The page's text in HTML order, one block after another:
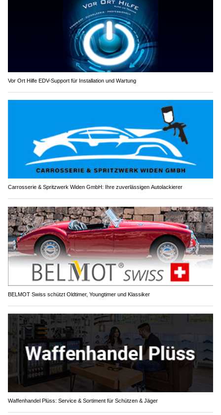
Vor Ort Hilfe EDV-Support für Installation und Wartung
Carrosserie & Spritzwerk Widen GmbH: Ihre zuverlässigen Autolackierer
BELMOT Swiss schützt Oldtimer, Youngtimer und Klassiker
Waffenhandel Plüss: Service & Sortiment für Schützen & Jäger